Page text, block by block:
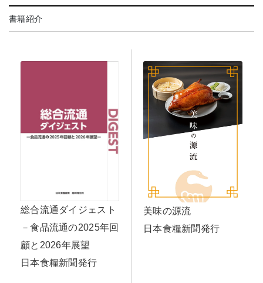
書籍紹介
総合流通ダイジェスト
－食品流通の2025年回
顧と2026年展望
日本食糧新聞発行
美味の源流
日本食糧新聞発行